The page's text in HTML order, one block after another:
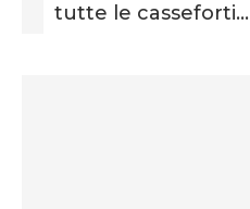
tutte le casseforti...